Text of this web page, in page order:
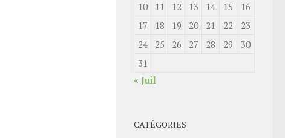
10
11 12 13 14 15
16
17
18 19 20 21 22
23
24
25 26 27 28 29
30
31
« Juil
CATÉGORIES